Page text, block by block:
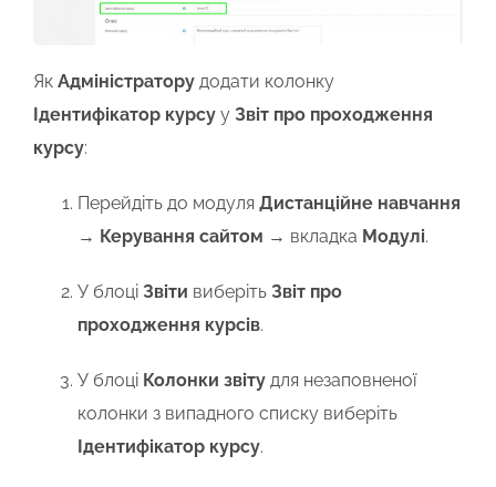
Як Адміністратору додати колонку
Ідентифікатор курсу у Звіт про проходження
курсу:
Перейдіть до модуля Дистанційне навчання
→ Керування сайтом → вкладка Модулі.
У блоці Звіти виберіть Звіт про
проходження курсів.
У блоці Колонки звіту для незаповненої
колонки з випадного списку виберіть
Ідентифікатор курсу.